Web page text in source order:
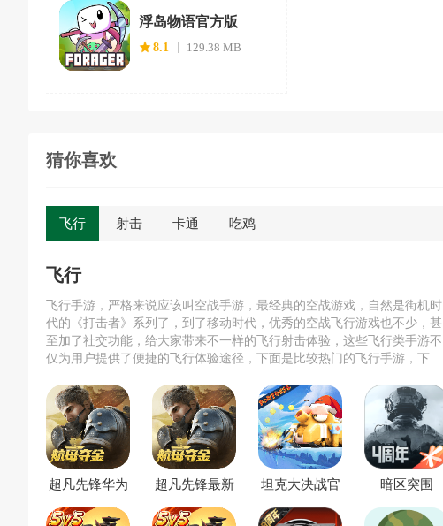
浮岛物语官方版
8.1 129.38 MB
猜你喜欢
飞行 射击 卡通 吃鸡
飞行
飞行手游，严格来说应该叫空战手游，最经典的空战游戏，自然是街机时
代的《打击者》系列了，到了移动时代，优秀的空战飞行游戏也不少，甚
至加了社交功能，给大家带来不一样的飞行射击体验，这些飞行类手游不
仅为用户提供了便捷的飞行体验途径，下面是比较热门的飞行手游，下载
超凡先锋华为
超凡先锋最新
坦克大决战官
暗区突围